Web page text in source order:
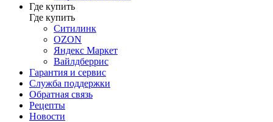
Где купить
Где купить
Ситилинк
OZON
Яндекс Маркет
Вайлдберрис
Гарантия и сервис
Служба поддержки
Обратная связь
Рецепты
Новости